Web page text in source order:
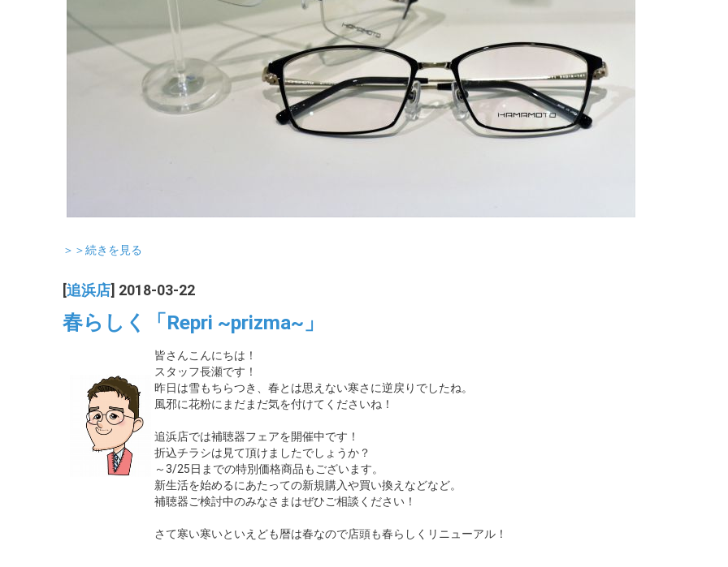
＞＞続きを見る
追浜店 ] 2018-03-22
春らしく「Repri ~prizma~」
皆さんこんにちは！
スタッフ長瀬です！
昨日は雪もちらつき、春とは思えない寒さに逆戻りでしたね。
風邪に花粉にまだまだ気を付けてくださいね！
追浜店では補聴器フェアを開催中です！
折込チラシは見て頂けましたでしょうか？
～3/25日までの特別価格商品もございます。
新生活を始めるにあたっての新規購入や買い換えなどなど。
補聴器ご検討中のみなさまはぜひご相談ください！
さて寒い寒いといえども暦は春なので店頭も春らしくリニューアル！